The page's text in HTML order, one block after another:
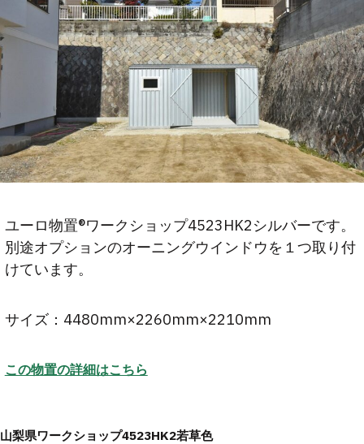
ユーロ物置®ワークショップ4523HK2シルバーです。
別途オプションのオーニングウインドウを１つ取り付
けています。
サイズ：4480mm×2260mm×2210mm
この物置の詳細はこちら
山梨県ワークショップ4523HK2若草色